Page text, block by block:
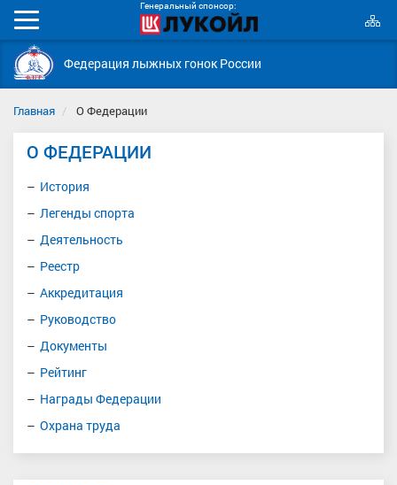
Генеральный спонсор:
Мобильное
меню
Федерация лыжных гонок России
Главная О Федерации
О ФЕДЕРАЦИИ
История
Легенды спорта
Деятельность
Реестр
Аккредитация
Руководство
Документы
Рейтинг
Награды Федерации
Охрана труда